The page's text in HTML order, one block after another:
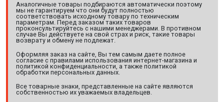
Аналогичные товары подбираются автоматически поэтому
мы не гарантируем что они будут полностью
соответствовать исходному товару по техническим
параметрам. Перед заказом таких товаров
проконсультируйтесь с нашими менеджерами. В противном
случае Вы действуете на свой страх и риск, такие товары
возврату и обмену не подлежат.
Оформляя заказ на сайте, Вы тем самым даете полное
согласие с правилами использования интернет-магазина и
политикой конфиденциальности, а также политикой
обработки персональных данных.
Все товарные знаки, представленные на сайте являются
собственностью их уважаемых владельцев.